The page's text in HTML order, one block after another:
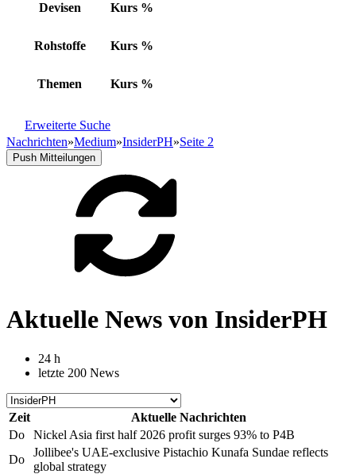
Devisen Kurs %
Rohstoffe Kurs %
Themen Kurs %
Erweiterte Suche
Nachrichten»Medium»InsiderPH»Seite 2
Push Mitteilungen
Aktuelle News von InsiderPH
24 h
letzte 200 News
Zeit
Aktuelle Nachrichten
Do
Nickel Asia first half 2026 profit surges 93% to P4B
Do
Jollibee's UAE-exclusive Pistachio Kunafa Sundae reflects
global strategy